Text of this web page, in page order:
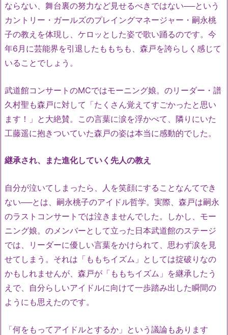
ならない、舞台裏の努力など見せるべきではない──という
カントリー・ガールズのプレイングマネージャー・嗣永桃
子の教えを体現し、ケロッとした姿で歌い踊るのです。今
年6月に芸能界を引退したももちも、森戸を誇らしく感じて
いることでしょう。
武道館コンサートのMCではモーニング娘。のリーダー・譜
久村聖も森戸に対して「たくさん覚えてすごかったと思い
ます！」と大絶賛。この言葉に涙を浮かべて、隣りにいた
工藤遥に抱きついていた森戸の姿は本当に感動的でした。
継承され、また進化していく先人の教え
自分が泣いてしまったら、人を笑顔にすることなんてでき
ない──とは、嗣永桃子のアイドル哲学。実際、森戸は嗣永
のラストコンサートでは泣きませんでした。しかし、モー
ニング娘。のメンバーとして立った日本武道館のステージ
では、リーダーに優しい言葉をかけられて、思わず涙を見
せてしまう。それは「ももちイズム」としては掟破りなの
かもしれませんが、森戸が「ももちイズム」を継承したう
えで、自分らしいアイドルに向けて一歩踏み出した瞬間の
ようにも思えたのです。
「何をもってアイドルとするか」という議論もあります